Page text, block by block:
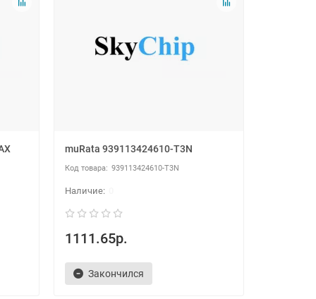
muRata 939113424610-T3N
939113424610-T3N
1111.65р.
Закончился